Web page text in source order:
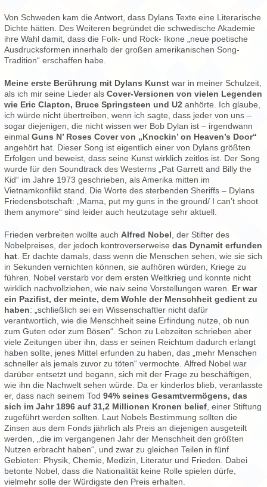
Von Schweden kam die Antwort, dass Dylans Texte eine Literarische
Dichte hätten. Des Weiteren begründet die schwedische Akademie
ihre Wahl damit, dass die Folk- und Rock- Ikone „neue poetische
Ausdrucksformen innerhalb der großen amerikanischen Song-
Tradition“ erschaffen habe.
Meine erste Berührung mit Dylans Kunst war in meiner Schulzeit,
als ich mir seine Lieder als Cover-Versionen von vielen Legenden
wie Eric Clapton, Bruce Springsteen und U2 anhörte. Ich glaube,
ich würde nicht übertreiben, wenn ich sagte, dass jeder von uns –
sogar diejenigen, die nicht wissen wer Bob Dylan ist – irgendwann
einmal Guns N’ Roses Cover von „Knockin’ on Heaven’s Door“
angehört hat. Dieser Song ist eigentlich einer von Dylans größten
Erfolgen und beweist, dass seine Kunst wirklich zeitlos ist. Der Song
wurde für den Soundtrack des Westerns „Pat Garrett and Billy the
Kid“ im Jahre 1973 geschrieben, als Amerika mitten im
Vietnamkonflikt stand. Die Worte des sterbenden Sheriffs – Dylans
Friedensbotschaft: „Mama, put my guns in the ground/ I can’t shoot
them anymore“ sind leider auch heutzutage sehr aktuell.
Frieden verbreiten wollte auch Alfred Nobel , der Stifter des
Nobelpreises, der jedoch kontroverserweise das Dynamit erfunden
hat . Er dachte damals, dass wenn die Menschen sehen, wie sie sich
in Sekunden vernichten können, sie aufhören würden, Kriege zu
führen. Nobel verstarb vor dem ersten Weltkrieg und konnte nicht
wirklich nachvollziehen, wie naiv seine Vorstellungen waren. Er war
ein Pazifist, der meinte, dem Wohle der Menschheit gedient zu
haben: „schließlich sei ein Wissenschaftler nicht dafür
verantwortlich, wie die Menschheit seine Erfindung nutze, ob nun
zum Guten oder zum Bösen“. Schon zu Lebzeiten schrieben aber
viele Zeitungen über ihn, dass er seinen Reichtum dadurch erlangt
haben sollte, jenes Mittel erfunden zu haben, das „mehr Menschen
schneller als jemals zuvor zu töten“ vermochte. Alfred Nobel war
darüber entsetzt und begann, sich mit der Frage zu beschäftigen,
wie ihn die Nachwelt sehen würde. Da er kinderlos blieb, veranlasste
er, dass nach seinem Tod 94% seines Gesamtvermögens, das
sich im Jahr 1896 auf 31,2 Millionen Kronen belief , einer Stiftung
zugeführt werden sollten. Laut Nobels Bestimmung sollten die
Zinsen aus dem Fonds jährlich als Preis an diejenigen ausgeteilt
werden, „die im vergangenen Jahr der Menschheit den größten
Nutzen erbracht haben“, und zwar zu gleichen Teilen in fünf
Gebieten: Physik, Chemie, Medizin, Literatur und Frieden. Dabei
betonte Nobel, dass die Nationalität keine Rolle spielen dürfe,
vielmehr solle der Würdigste den Preis erhalten.